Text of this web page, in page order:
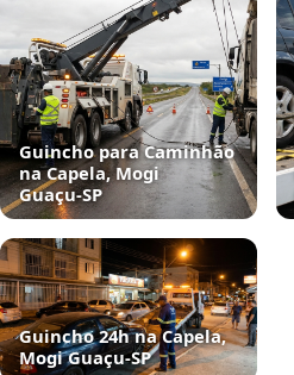
Guincho para Caminhão
na Capela, Mogi
Guaçu‑SP
Guincho 24h na Capela,
Mogi Guaçu‑SP